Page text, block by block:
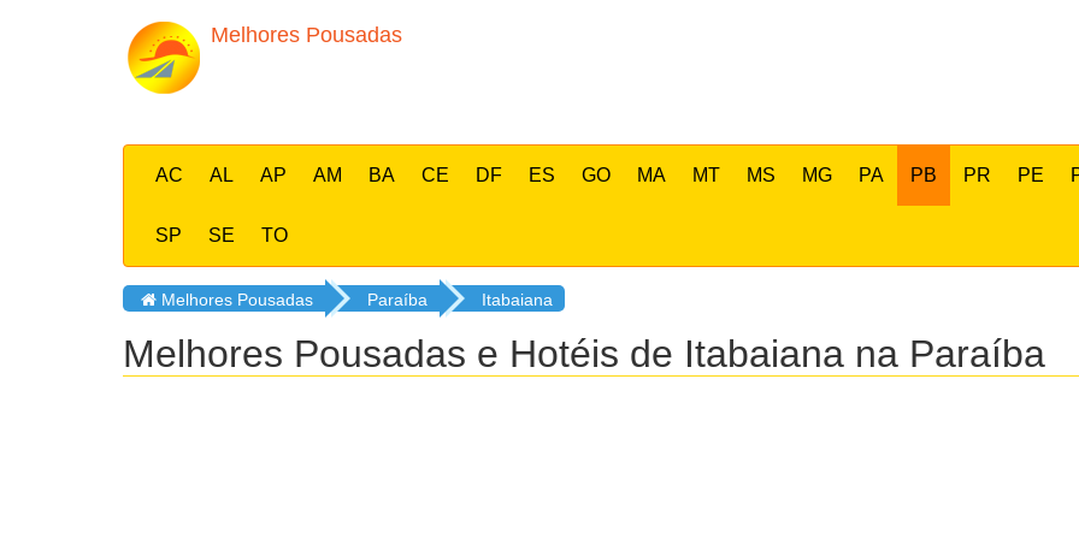
Melhores Pousadas
AC AL AP AM BA CE DF ES GO MA MT MS MG PA PB PR PE
SP SE TO
Melhores Pousadas Paraíba Itabaiana
Melhores Pousadas e Hotéis de Itabaiana na Paraíba